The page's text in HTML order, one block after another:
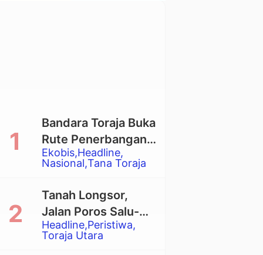
Ekobis Headline
Nasional Tana Toraja
Bandara Toraja Buka
Rute Penerbangan
Langsung Toraja-
Balikpapan
Headline Peristiwa
Toraja Utara
Tanah Longsor,
Jalan Poros Salu-
Dende’ Tertutup
Total